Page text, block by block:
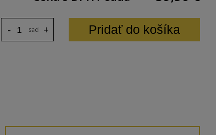
sada +
- Pridať do košíka